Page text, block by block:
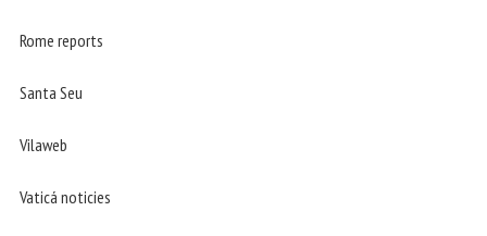
Rome reports
Santa Seu
Vilaweb
Vaticá noticies